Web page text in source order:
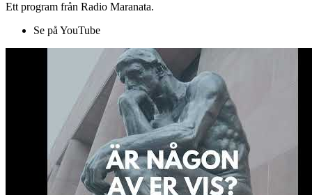
Ett program från Radio Maranata.
Se på YouTube